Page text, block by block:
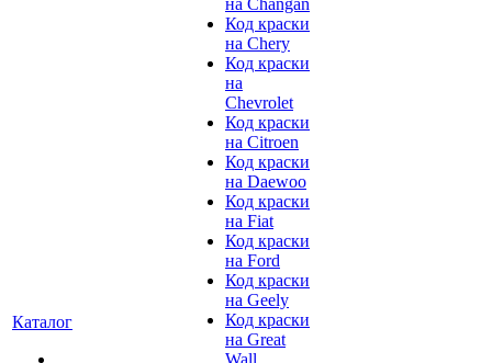
Каталог
на Changan
Код краски
на Chery
Код краски
на
Chevrolet
Код краски
на Citroen
Код краски
на Daewoo
Код краски
на Fiat
Код краски
на Ford
Код краски
на Geely
Код краски
на Great
Wall